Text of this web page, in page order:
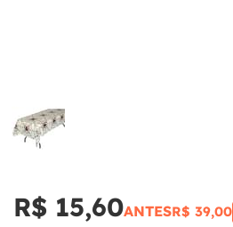
R$ 15,60ANTESR$ 39,00